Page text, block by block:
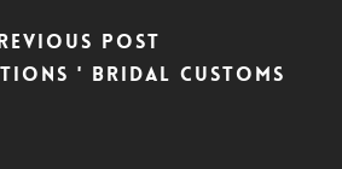
Post
' bridal customs